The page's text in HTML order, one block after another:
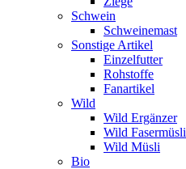
Schwein
Schweinemast
Sonstige Artikel
Einzelfutter
Rohstoffe
Fanartikel
Wild
Wild Ergänzer
Wild Fasermüsli
Wild Müsli
Bio